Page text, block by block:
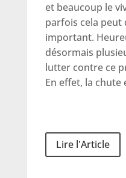
et beaucoup le
parfois cela peut
important.
désormais
lutter contre ce
En effet, la
Lire l'Article